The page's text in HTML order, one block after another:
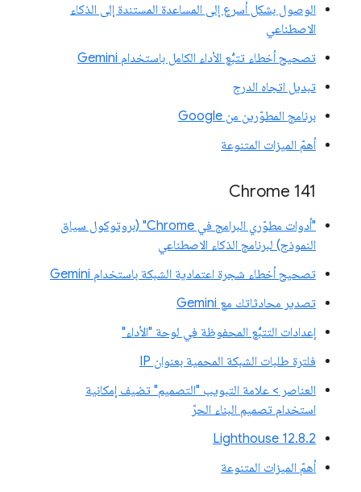
الوصول بشكل أسرع إلى المساعدة المستندة إلى الذكاء
الاصطناعي
تصحيح أخطاء تتبُّع الأداء الكامل باستخدام Gemini
تبديل اتجاه الدرج
برنامج المطوّرين من Google
أهمّ الميزات المتنوعة
‫Chrome 141
"أدوات مطوّري البرامج في Chrome" (بروتوكول سياق
النموذج) لبرنامج الذكاء الاصطناعي
تصحيح أخطاء شجرة اعتمادية الشبكة باستخدام Gemini
تصدير محادثاتك مع Gemini
إعدادات التتبُّع المحفوظة في لوحة "الأداء"
فلترة طلبات الشبكة المحمية بعنوان IP
العناصر > علامة التبويب "التصميم" تضيف إمكانية
استخدام تصميم البناء الحرّ
‫Lighthouse 12.8.2
أهمّ الميزات المتنوعة